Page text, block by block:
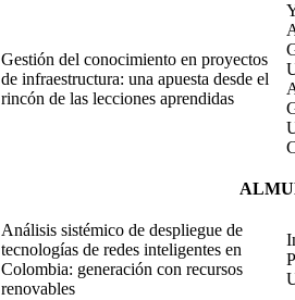
Gestión del conocimiento en proyectos
de infraestructura: una apuesta desde el
rincón de las lecciones aprendidas
Análisis sistémico de despliegue de
tecnologías de redes inteligentes en
Colombia: generación con recursos
renovables